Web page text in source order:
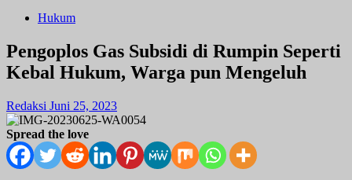
Hukum
Pengoplos Gas Subsidi di Rumpin Seperti
Kebal Hukum, Warga pun Mengeluh
Redaksi Juni 25, 2023
Spread the love